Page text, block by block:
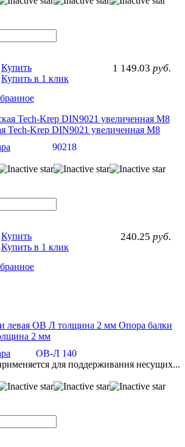
1 149.03 руб.
Купить
Купить в 1 клик
Tech-Krep DIN9021 увеличенная М8
90218
240.25 руб.
Купить
Купить в 1 клик
Опора балки
2 мм
OB-Л 140
для поддерживания несущих...